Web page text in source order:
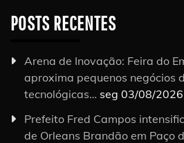
POSTS RECENTES
Arena de Inovação: Feira do
aproxima pequenos negócios
tecnológicas… seg 03/08/
Prefeito Fred Campos
de Orleans Brandão em Paço